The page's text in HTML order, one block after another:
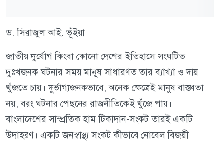
ড. সিরাজুল আই. ভূঁইয়া
জাতীয় দুর্যোগ কিংবা কোনো দেশের ইতিহাসে সংঘটিত
দুঃখজনক ঘটনার সময় মানুষ সাধারণত তার ব্যাখ্যা ও দায়
খুঁজতে চায়। দুর্ভাগ্যজনকভাবে, অনেক ক্ষেত্রেই মানুষ বাস্তবতা
নয়, বরং ঘটনার পেছনের রাজনীতিকেই খুঁজে পায়।
বাংলাদেশের সাম্প্রতিক হাম টিকাদান-সংকট তারই একটি
উদাহরণ। একটি জনস্বাস্থ্য সংকট কীভাবে নোবেল বিজয়ী